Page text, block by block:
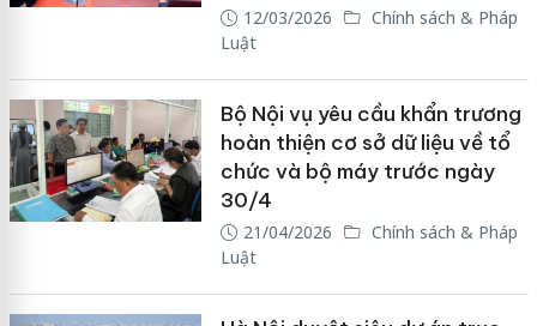
12/03/2026
Chính sách & Pháp
Luật
Bộ Nội vụ yêu cầu khẩn trương
hoàn thiện cơ sở dữ liệu về tổ
chức và bộ máy trước ngày
30/4
21/04/2026
Chính sách & Pháp
Luật